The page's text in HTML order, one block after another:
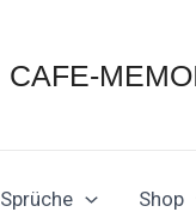
CAFE-
Sprüche Shop